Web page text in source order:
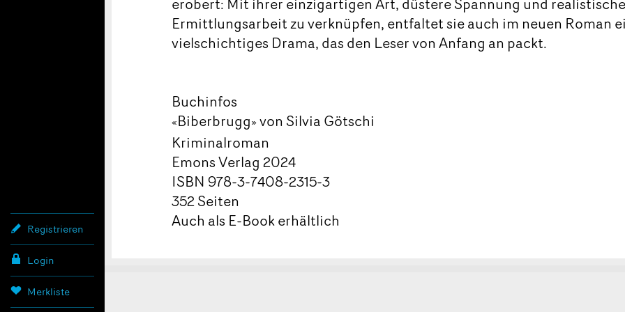
Registrieren
Login
Merkliste
Ermittlungsarbeit zu verknüpfen, entfaltet sie auch im neuen Roman
vielschichtiges Drama, das den Leser von Anfang an packt.
Buchinfos
«Biberbrugg»von Silvia Götschi
Kriminalroman
Emons Verlag 2024
ISBN 978-3-7408-2315-3
352 Seiten
Auch als E-Book erhältlich